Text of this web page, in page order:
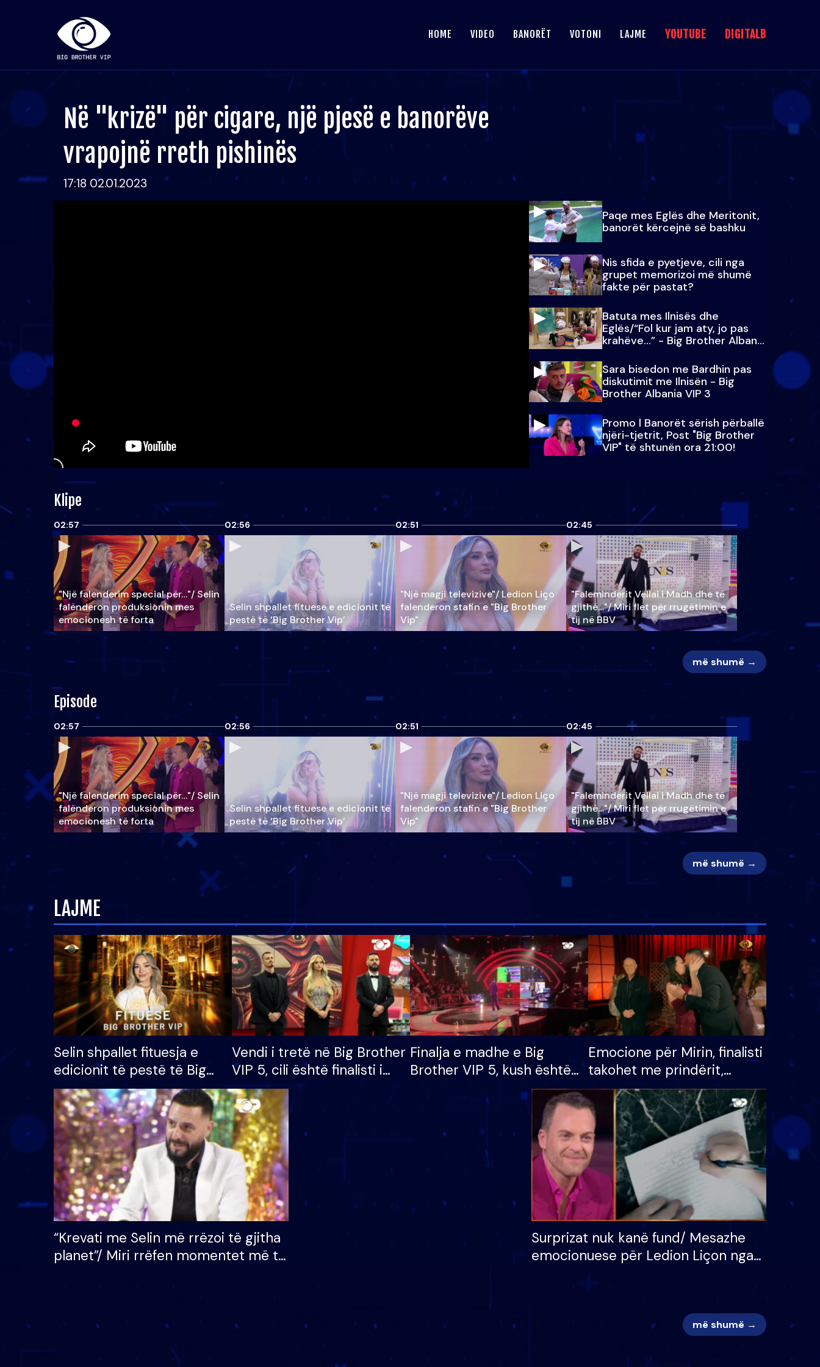
HOME VIDEO BANORËT VOTONI LAJME YOUTUBE DIGITALB
Në "krizë" për cigare, një pjesë e banorëve
vrapojnë rreth pishinës
17:18 02.01.2023
Paqe mes Eglës dhe Meritonit,
banorët kërcejnë së bashku
Nis sfida e pyetjeve, cili nga
grupet memorizoi më shumë
fakte për pastat?
Batuta mes Ilnisës dhe
Eglës/“Fol kur jam aty, jo pas
krahëve…” - Big Brother Albania
VIP 3
Sara bisedon me Bardhin pas
diskutimit me Ilnisën - Big
Brother Albania VIP 3
Promo l Banorët sërish përballë
njëri-tjetrit, Post "Big Brother
VIP" të shtunën ora 21:00!
Klipe
02:57
"Një falenderim special për…"/ Selin
falënderon produksionin mes
emocionesh të forta
02:56
Selin shpallet fituese e edicionit të
pestë të ‘Big Brother Vip’
02:51
"Një magji televizive"/ Ledion Liço
falenderon stafin e "Big Brother
Vip"
02:45
"Faleminderit Vëllai i Madh dhe të
gjithë…"/ Miri flet për rrugëtimin e
tij në BBV
më shumë →
Episode
02:57
"Një falenderim special për…"/ Selin
falënderon produksionin mes
emocionesh të forta
02:56
Selin shpallet fituese e edicionit të
pestë të ‘Big Brother Vip’
02:51
"Një magji televizive"/ Ledion Liço
falenderon stafin e "Big Brother
Vip"
02:45
"Faleminderit Vëllai i Madh dhe të
gjithë…"/ Miri flet për rrugëtimin e
tij në BBV
më shumë →
LAJME
Selin shpallet fituesja e
edicionit të pestë të Big
Brother VIP, rrëmben
çmimin e madh prej 100
mijë eurosh
Vendi i tretë në Big Brother
VIP 5, cili është finalisti i
radhës që lë shtëpinë
Finalja e madhe e Big
Brother VIP 5, kush është
banori i parë që lë shtëpinë
dhe humb mundësinë për
të fituar çmimin e madh
Emocione për Mirin, finalisti
takohet me prindërit,
vajzën dhe bashkëshorten:
S’kemi ndonjë letër divorci
apo jo?
“Krevati me Selin më rrëzoi të gjitha
planet”/ Miri rrëfen momentet më të
mungojë zilja e mëngjesit kur…
Surprizat nuk kanë fund/ Mesazhe
emocionuese për Ledion Liçon nga
më shumë →